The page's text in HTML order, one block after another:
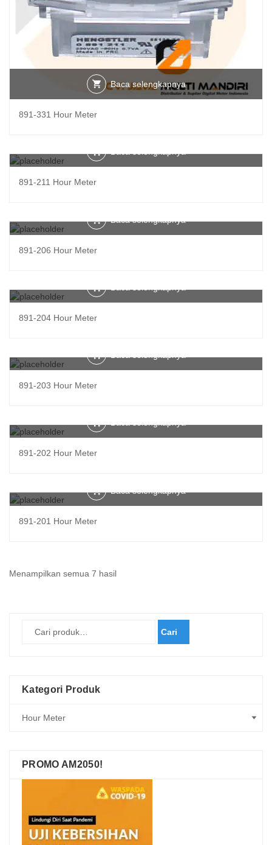
Baca selengkapnya
891-331 Hour Meter
Baca selengkapnya
891-211 Hour Meter
Baca selengkapnya
891-206 Hour Meter
891-204 Hour Meter
891-203 Hour Meter
Baca selengkapnya
891-202 Hour Meter
Baca selengkapnya
891-201 Hour Meter
Menampilkan semua 7 hasilDiurutkan
Cari
Kategori Produk
PROMO AM2050!